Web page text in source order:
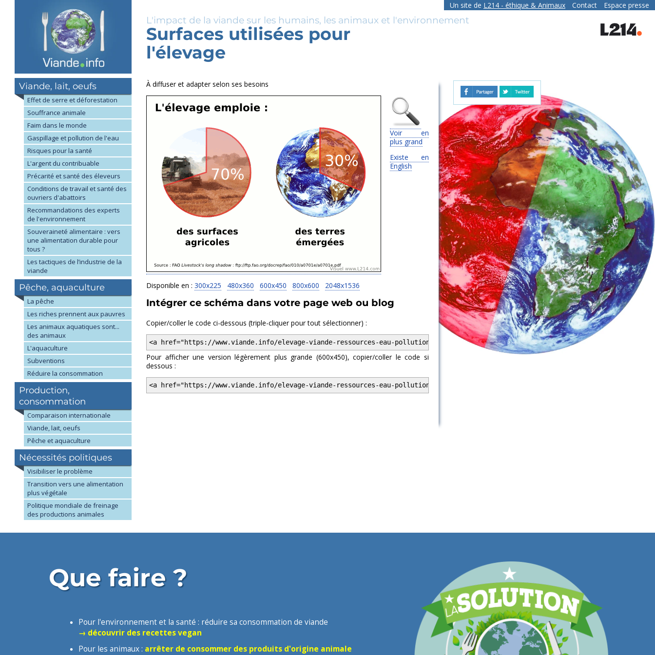
Un site de L214 - éthique & Animaux
contact
Contact Espace presse
Viande, lait, oeufs
Effet de serre et déforestation
Souffrance animale
Faim dans le monde
Gaspillage et pollution de l'eau
Risques pour la santé
L'argent du contribuable
Précarité et santé des éleveurs
Conditions de travail et santé des
ouvriers d'abattoirs
Recommandations des experts
de l'environnement
Souveraineté alimentaire : vers
une alimentation durable pour
tous ?
Les tactiques de l’industrie de la
viande
Pêche, aquaculture
La pêche
Les riches prennent aux pauvres
Les animaux aquatiques sont...
des animaux
L'aquaculture
Subventions
Réduire la consommation
Production,
consommation
Comparaison internationale
Viande, lait, oeufs
Pêche et aquaculture
Nécessités politiques
Visibiliser le problème
Transition vers une alimentation
plus végétale
Politique mondiale de freinage
des productions animales
L'impact de la viande sur les humains, les animaux et l'environnement
Surfaces utilisées pour
l'élevage
À diffuser et adapter selon ses besoins
Voir en
plus grand
Existe en
English
Disponible en : 300x225 480x360 600x450 800x600 2048x1536
Intégrer ce schéma dans votre page web ou blog
Copier/coller le code ci-dessous (triple-cliquer pour tout sélectionner) :
Pour afficher une version légèrement plus grande (600x450), copier/coller le code si
dessous :
Que faire ?
Pour l'environnement et la santé : réduire sa consommation de viande
→ découvrir des recettes vegan
Pour les animaux : arrêter de consommer des produits d'origine animale